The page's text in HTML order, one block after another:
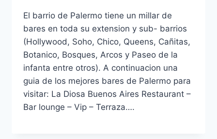
El barrio de Palermo tiene un millar de
bares en toda su extension y sub- barrios
(Hollywood, Soho, Chico, Queens, Cañitas,
Botanico, Bosques, Arcos y Paseo de la
infanta entre otros). A continuacion una
guia de los mejores bares de Palermo para
visitar: La Diosa Buenos Aires Restaurant –
Bar lounge – Vip – Terraza….